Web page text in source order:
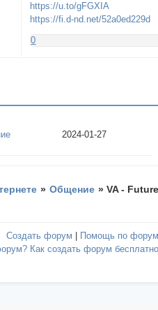
https://u.to/gFGXIA
https://fi.d-nd.net/52a0ed229d
0
2024-01-27
» Общение »VA -
Создать форум Помощь по